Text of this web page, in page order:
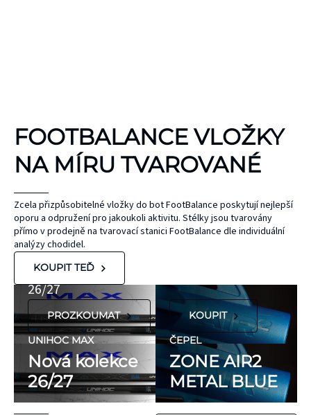
FOOTBALANCE VLOŽKY
NA MÍRU TVAROVANÉ
Zcela přizpůsobitelné vložky do bot FootBalance poskytují nejlepší
oporu a odpružení pro jakoukoli aktivitu. Stélky jsou tvarovány
přímo v prodejně na tvarovací stanici FootBalance dle individuální
analýzy chodidel.
KOUPIT TEĎ
UNIHOC
MAX
Nová kolekce
26/27
PROZKOUMAT
UNIHOC MAX
Nová kolekce
26/27
ČEPEL
ZONE
KOUPIT
ČEPEL
ZONE AIR2
METAL BLUE
FLORBALOVÉ HOLE
UNIHOC
KINEZIOLOGICKÉ
TEJPY
KT TAPE
bez latexu a
přírodního
hypoalergenní,
neobsahují latex
ani přírodní
kaučuk. Obsahují
minimum
potenciálně
nežádoucích látek,